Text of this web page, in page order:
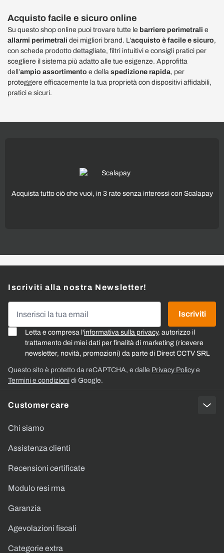
Acquisto facile e sicuro online
Su questo shop online puoi trovare tutte le barriere perimetrali e
allarmi perimetrali dei migliori brand. L’acquisto è facile e sicuro,
con schede prodotto dettagliate, filtri intuitivi e consigli pratici per
scegliere il sistema più adatto alle tue esigenze. Approfitta
dell’ampio assortimento e della spedizione rapida, per
proteggere efficacemente la tua proprietà con dispositivi affidabili,
pratici e sicuri.
Acquista tutto ciò che vuoi, in 3 rate senza interessi con Scalapay
Customer care
Chi siamo
Assistenza clienti
Recensioni certificate
Modulo resi rma
Garanzia
Agevolazioni fiscali
Categorie extra
Iscriviti alla nostra Newsletter!
Letta e compresa l'informativa sulla privacy, autorizzo il
trattamento dei miei dati per finalità di marketing (ricevere
newsletter, novità, promozioni) da parte di Direct CCTV SRL
Iscriviti
Questo sito è protetto da reCAPTCHA, e dalle Privacy Policy e
Termini e condizioni di Google.